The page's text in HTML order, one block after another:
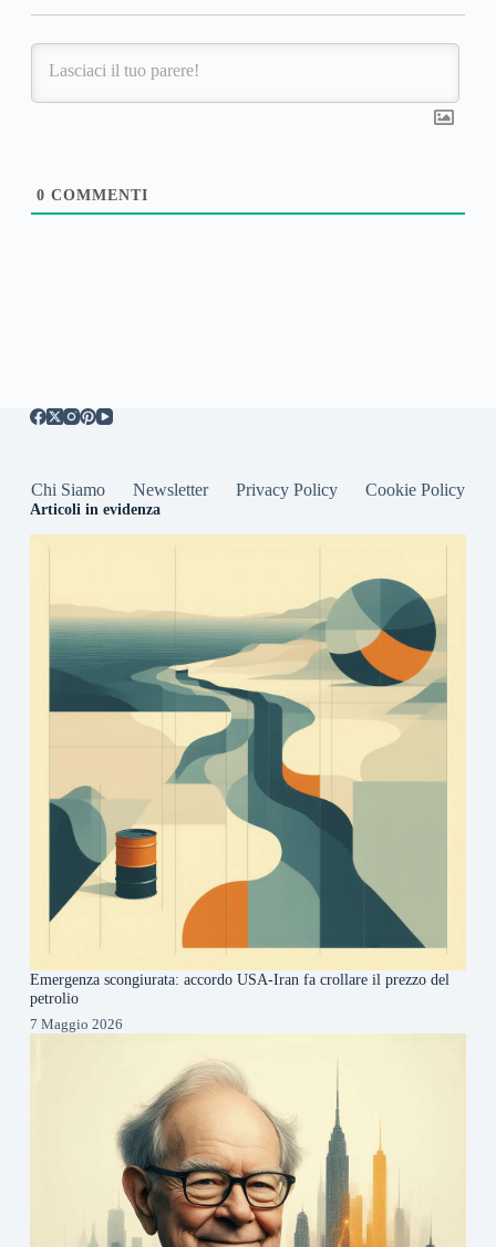
0 COMMENTI
Chi Siamo Newsletter Privacy Policy Cookie Policy
Articoli in evidenza
Emergenza scongiurata: accordo USA-Iran fa crollare il prezzo del
petrolio
7 Maggio 2026